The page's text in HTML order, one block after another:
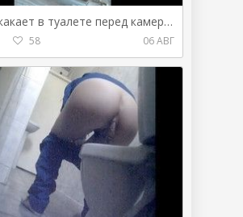
Азиатка какает в туалете перед камерой
58 06 АВГ